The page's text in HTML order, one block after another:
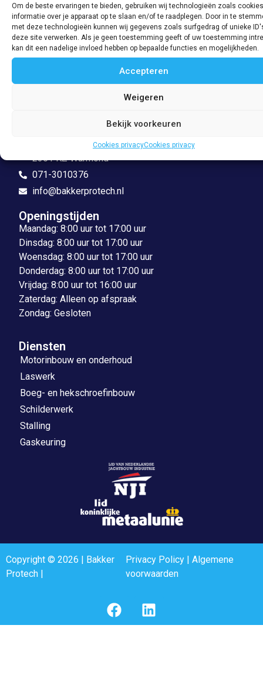
Om de beste ervaringen te bieden, gebruiken wij technologieën zoals
informatie over je apparaat op te slaan en/of te raadplegen. Door in te
met deze technologieën kunnen wij gegevens zoals surfgedrag of unieke
deze site verwerken. Als je geen toestemming geeft of uw toestemming
kan dit een nadelige invloed hebben op bepaalde functies en mogelijkheden.
Accepteren
Weigeren
Bekijk voorkeuren
Cookies privacyCookies privacy
Vriesplug / Frost plug SABB Diesel 60mm
rubber (Eerdere types)
€133,41 incl. BTW
2361 KZ Warmond
071-3010376
info@bakkerprotech.nl
Openingstijden
Maandag: 8:00 uur tot 17:00 uur
Dinsdag: 8:00 uur tot 17:00 uur
Woensdag: 8:00 uur tot 17:00 uur
Donderdag: 8:00 uur tot 17:00 uur
Vrijdag: 8:00 uur tot 16:00 uur
Zaterdag: Alleen op afspraak
Zondag: Gesloten
Diensten
Motorinbouw en onderhoud
Laswerk
Boeg- en hekschroefinbouw
Schilderwerk
Stalling
Gaskeuring
Copyright © 2026 | Bakker
Protech |
Privacy Policy| Algemene
voorwaarden